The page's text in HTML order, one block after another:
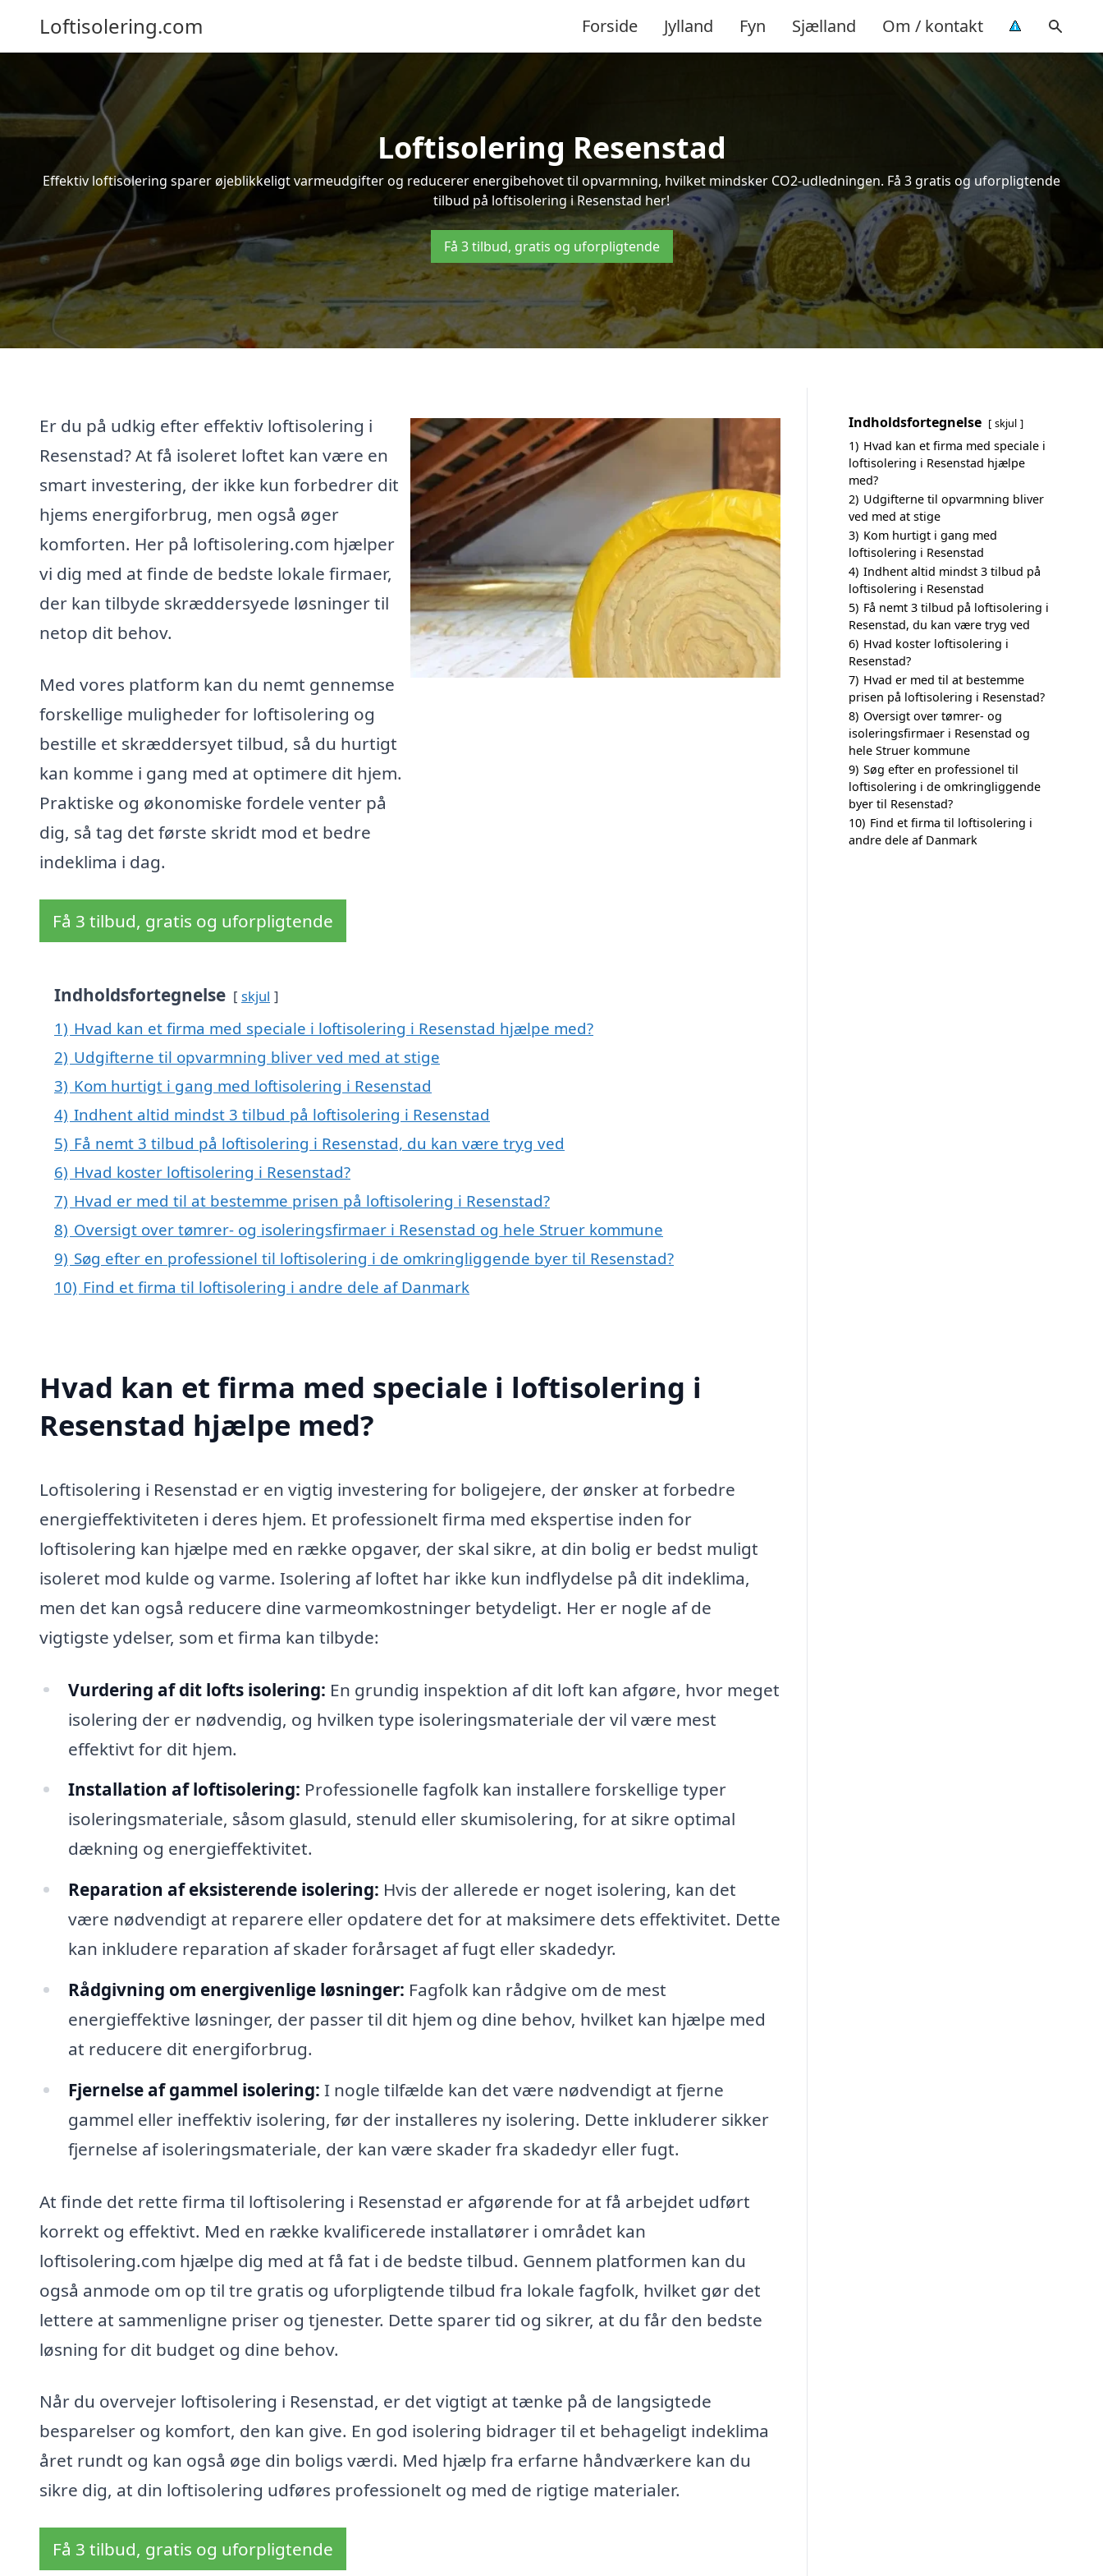
Loftisolering.com Forside Jylland Fyn Sjælland Om / kontakt
Loftisolering Resenstad
Effektiv loftisolering sparer øjeblikkeligt varmeudgifter og reducerer energibehovet til opvarmning, hvilket mindsker CO2-udledningen. Få 3 gratis og uforpligtende
tilbud på loftisolering i Resenstad her!
Få 3 tilbud, gratis og uforpligtende
Er du på udkig efter effektiv loftisolering i
Resenstad? At få isoleret loftet kan være en
smart investering, der ikke kun forbedrer dit
hjems energiforbrug, men også øger
komforten. Her på loftisolering.com hjælper
vi dig med at finde de bedste lokale firmaer,
der kan tilbyde skræddersyede løsninger til
netop dit behov.
Med vores platform kan du nemt gennemse
forskellige muligheder for loftisolering og
bestille et skræddersyet tilbud, så du hurtigt
kan komme i gang med at optimere dit hjem.
Praktiske og økonomiske fordele venter på
dig, så tag det første skridt mod et bedre
indeklima i dag.
Få 3 tilbud, gratis og uforpligtende
Indholdsfortegnelse skjul
1) Hvad kan et firma med speciale i loftisolering i Resenstad hjælpe med?
2) Udgifterne til opvarmning bliver ved med at stige
3) Kom hurtigt i gang med loftisolering i Resenstad
4) Indhent altid mindst 3 tilbud på loftisolering i Resenstad
5) Få nemt 3 tilbud på loftisolering i Resenstad, du kan være tryg ved
6) Hvad koster loftisolering i Resenstad?
7) Hvad er med til at bestemme prisen på loftisolering i Resenstad?
8) Oversigt over tømrer- og isoleringsfirmaer i Resenstad og hele Struer kommune
9) Søg efter en professionel til loftisolering i de omkringliggende byer til Resenstad?
10) Find et firma til loftisolering i andre dele af Danmark
Hvad kan et firma med speciale i loftisolering i
Resenstad hjælpe med?
Loftisolering i Resenstad er en vigtig investering for boligejere, der ønsker at forbedre
energieffektiviteten i deres hjem. Et professionelt firma med ekspertise inden for
loftisolering kan hjælpe med en række opgaver, der skal sikre, at din bolig er bedst muligt
isoleret mod kulde og varme. Isolering af loftet har ikke kun indflydelse på dit indeklima,
men det kan også reducere dine varmeomkostninger betydeligt. Her er nogle af de
vigtigste ydelser, som et firma kan tilbyde:
Vurdering af dit lofts isolering: En grundig inspektion af dit loft kan afgøre, hvor meget
isolering der er nødvendig, og hvilken type isoleringsmateriale der vil være mest
effektivt for dit hjem.
Installation af loftisolering: Professionelle fagfolk kan installere forskellige typer
isoleringsmateriale, såsom glasuld, stenuld eller skumisolering, for at sikre optimal
dækning og energieffektivitet.
Reparation af eksisterende isolering: Hvis der allerede er noget isolering, kan det
være nødvendigt at reparere eller opdatere det for at maksimere dets effektivitet. Dette
kan inkludere reparation af skader forårsaget af fugt eller skadedyr.
Rådgivning om energivenlige løsninger: Fagfolk kan rådgive om de mest
energieffektive løsninger, der passer til dit hjem og dine behov, hvilket kan hjælpe med
at reducere dit energiforbrug.
Fjernelse af gammel isolering: I nogle tilfælde kan det være nødvendigt at fjerne
gammel eller ineffektiv isolering, før der installeres ny isolering. Dette inkluderer sikker
fjernelse af isoleringsmateriale, der kan være skader fra skadedyr eller fugt.
At finde det rette firma til loftisolering i Resenstad er afgørende for at få arbejdet udført
korrekt og effektivt. Med en række kvalificerede installatører i området kan
loftisolering.com hjælpe dig med at få fat i de bedste tilbud. Gennem platformen kan du
også anmode om op til tre gratis og uforpligtende tilbud fra lokale fagfolk, hvilket gør det
lettere at sammenligne priser og tjenester. Dette sparer tid og sikrer, at du får den bedste
løsning for dit budget og dine behov.
Når du overvejer loftisolering i Resenstad, er det vigtigt at tænke på de langsigtede
besparelser og komfort, den kan give. En god isolering bidrager til et behageligt indeklima
året rundt og kan også øge din boligs værdi. Med hjælp fra erfarne håndværkere kan du
sikre dig, at din loftisolering udføres professionelt og med de rigtige materialer.
Få 3 tilbud, gratis og uforpligtende
Indholdsfortegnelse skjul
1) Hvad kan et firma med speciale i
loftisolering i Resenstad hjælpe
med?
2) Udgifterne til opvarmning bliver
ved med at stige
3) Kom hurtigt i gang med
loftisolering i Resenstad
4) Indhent altid mindst 3 tilbud på
loftisolering i Resenstad
5) Få nemt 3 tilbud på loftisolering i
Resenstad, du kan være tryg ved
6) Hvad koster loftisolering i
Resenstad?
7) Hvad er med til at bestemme
prisen på loftisolering i Resenstad?
8) Oversigt over tømrer- og
isoleringsfirmaer i Resenstad og
hele Struer kommune
9) Søg efter en professionel til
loftisolering i de omkringliggende
byer til Resenstad?
10) Find et firma til loftisolering i
andre dele af Danmark